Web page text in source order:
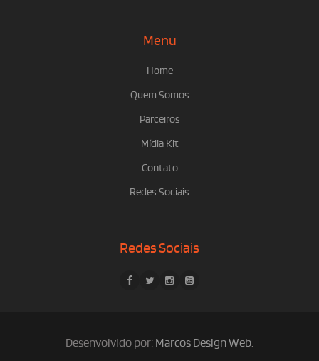
Menu
Home
Quem Somos
Parceiros
Mídia Kit
Contato
Redes Sociais
Redes Sociais
Desenvolvido por: Marcos Design Web.